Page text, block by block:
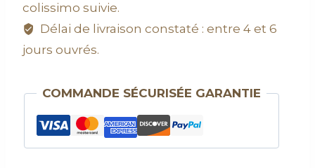
colissimo suivie.
Délai de livraison constaté : entre 4 et 6
jours ouvrés.
COMMANDE SÉCURISÉE GARANTIE